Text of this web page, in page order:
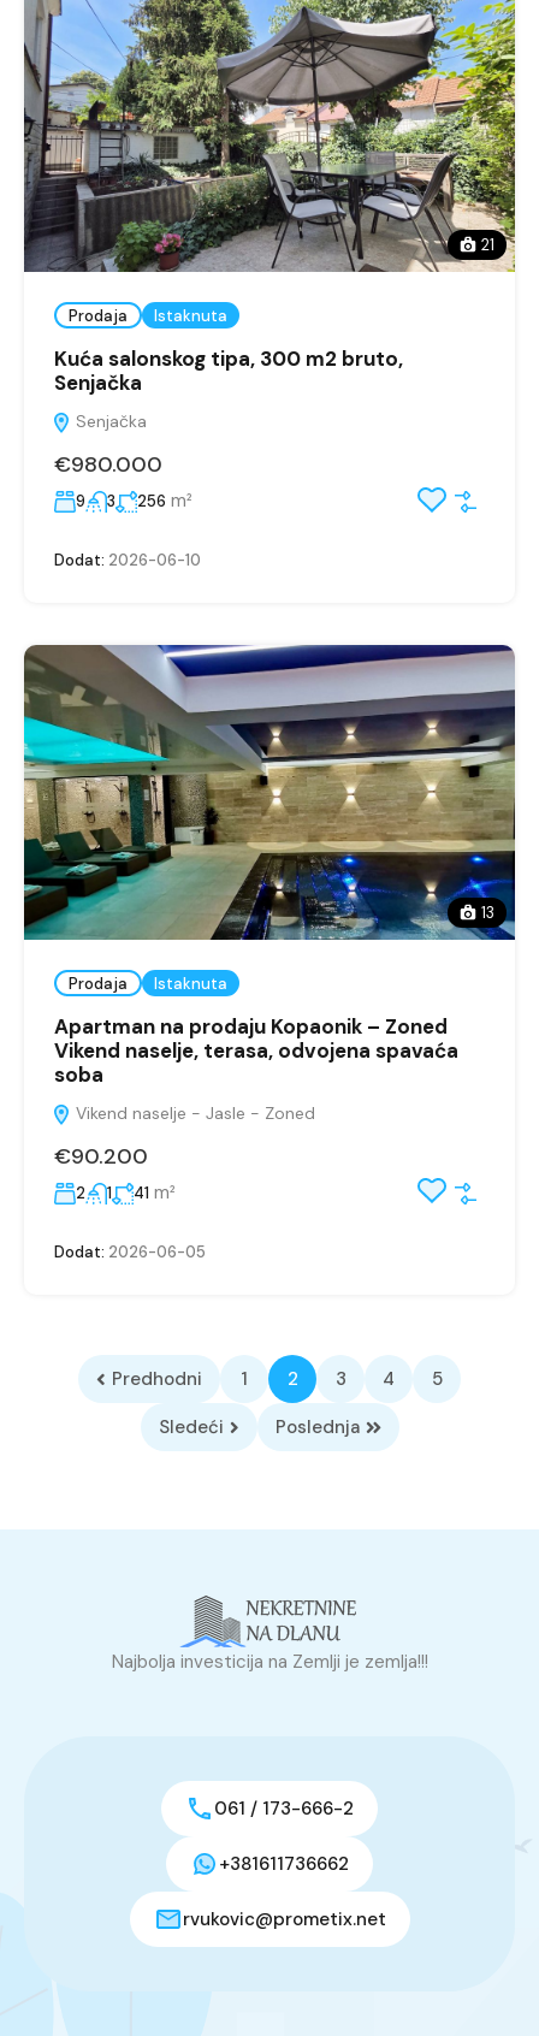
21
Prodaja Istaknuta
Kuća salonskog tipa, 300 m2 bruto,
Senjačka
Senjačka
€980.000
9 3 256 m²
Dodat: 2026-06-10
13
Prodaja Istaknuta
Apartman na prodaju Kopaonik – Zoned
Vikend naselje, terasa, odvojena spavaća
soba
Vikend naselje - Jasle - Zoned
€90.200
2 1 41 m²
Dodat: 2026-06-05
Predhodni 1 2 3 4
5
Sledeći
Poslednja
Najbolja investicija na Zemlji je zemlja!!!
061 / 173-666-2
+381611736662
rvukovic@prometix.net